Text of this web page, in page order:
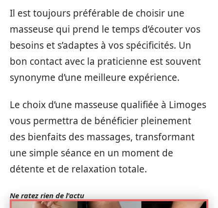
Il est toujours préférable de choisir une
masseuse qui prend le temps d’écouter vos
besoins et s’adaptes à vos spécificités. Un
bon contact avec la praticienne est souvent
synonyme d’une meilleure expérience.
Le choix d’une masseuse qualifiée à Limoges
vous permettra de bénéficier pleinement
des bienfaits des massages, transformant
une simple séance en un moment de
détente et de relaxation totale.
Ne ratez rien de l'actu